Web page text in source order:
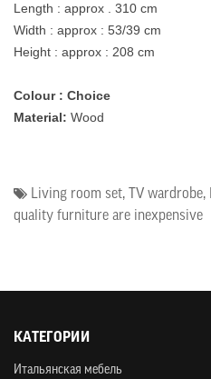
Length : approx . 310 cm
Width : approx : 53/39 cm
Height : approx : 208 cm
Colour : Choice
Material: Wood
Living room set, TV wardrobe,
quality furniture are inexpensive
КАТЕГОРИИ
Итальянская мебель